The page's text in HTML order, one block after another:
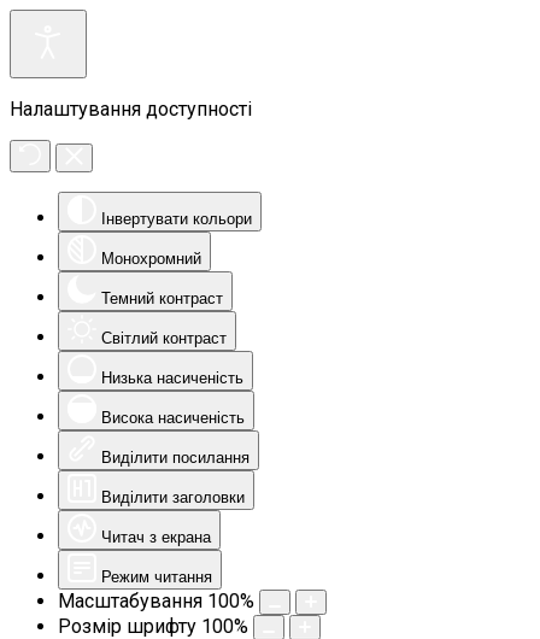
Налаштування доступності
Інвертувати кольори
Монохромний
Темний контраст
Світлий контраст
Низька насиченість
Висока насиченість
Виділити посилання
Виділити заголовки
Читач з екрана
Режим читання
Масштабування 100%
Розмір шрифту 100%